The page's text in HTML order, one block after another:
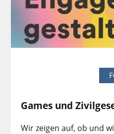
Games und
Wir zeigen auf, ob und